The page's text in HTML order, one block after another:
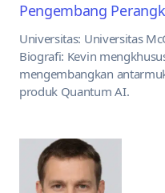
Pengembang
Universitas: Universitas
Biografi: Kevin
mengembangkan
produk Quantum AI.